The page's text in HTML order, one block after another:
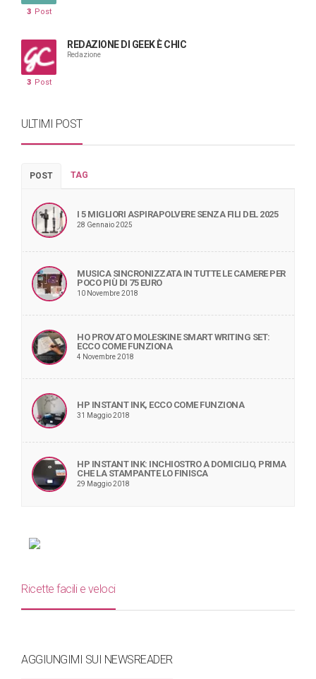
3 Post
REDAZIONE DI GEEK È CHIC
Redazione
3 Post
ULTIMI POST
POST TAG
I 5 MIGLIORI ASPIRAPOLVERE SENZA FILI DEL 2025
28 Gennaio 2025
MUSICA SINCRONIZZATA IN TUTTE LE CAMERE PER
POCO PIÙ DI 75 EURO
10 Novembre 2018
HO PROVATO MOLESKINE SMART WRITING SET:
ECCO COME FUNZIONA
4 Novembre 2018
HP INSTANT INK, ECCO COME FUNZIONA
31 Maggio 2018
HP INSTANT INK: INCHIOSTRO A DOMICILIO, PRIMA
CHE LA STAMPANTE LO FINISCA
29 Maggio 2018
Ricette facili e veloci
AGGIUNGIMI SUI NEWSREADER